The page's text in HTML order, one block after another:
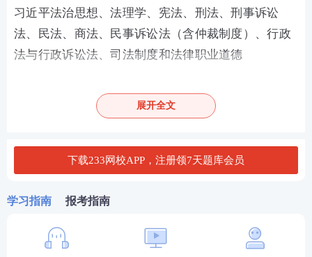
习近平法治思想、法理学、宪法、刑法、刑事诉讼
法、民法、商法、民事诉讼法（含仲裁制度）、行政
法与行政诉讼法、司法制度和法律职业道德
2023法考至尊班新考季正式启航：班主任全程陪伴小
班督学辅导、八科
点击购买，取证不等待
展开全文
下载233网校APP，注册领7天题库会员
学习指南 报考指南